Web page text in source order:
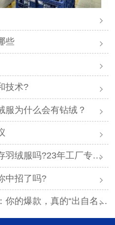
些
技术?
服为什么会有钻绒？
服吗?23年工厂专业解答
中招了吗?
爆款，真的“出自名门”吗？